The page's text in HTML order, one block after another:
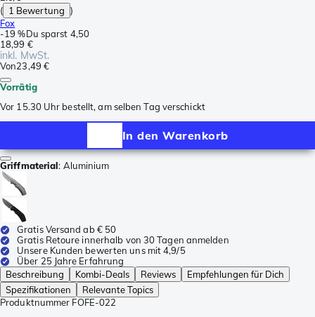
( 1 Bewertung )
Fox
-19 %Du sparst 4,50
18,99 €
inkl. MwSt.
Von23,49 €
Vorrätig
Vor 15.30 Uhr bestellt, am selben Tag verschickt
In den Warenkorb
Griffmaterial: Aluminium
Gratis Versand ab € 50
Gratis Retoure innerhalb von 30 Tagen anmelden
Unsere Kunden bewerten uns mit 4,9/5
Über 25 Jahre Erfahrung
Beschreibung
Kombi-Deals Reviews
Empfehlungen für Dich
Spezifikationen
Relevante Topics
Produktnummer FOFE-022